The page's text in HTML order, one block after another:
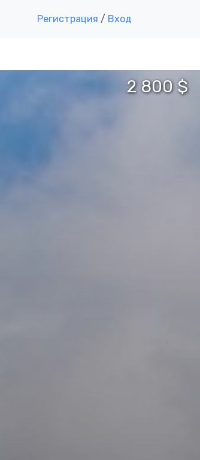
Регистрация / Вход
2 800 $